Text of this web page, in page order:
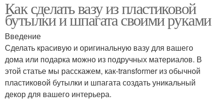
Как сделать вазу из пластиковой
бутылки и шпагата своими руками
Введение
Сделать красивую и оригинальную вазу для вашего
дома или подарка можно из подручных материалов. В
этой статье мы расскажем, как-transformer из обычной
пластиковой бутылки и шпагата создать уникальный
декор для вашего интерьера.